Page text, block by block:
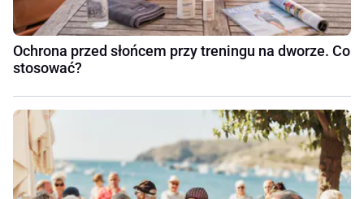
Ochrona przed słońcem przy treningu na dworze. Co
stosować?